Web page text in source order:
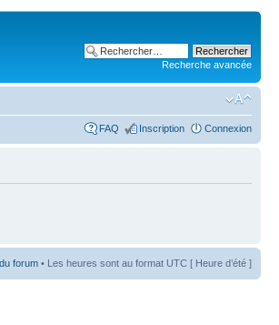
Recherche avancée
FAQ Inscription Connexion
forum • Les heures sont au format UTC [ Heure d’été ]